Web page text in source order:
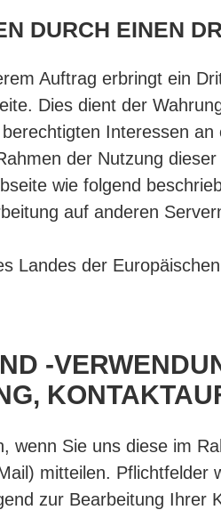
DURCH EINEN
Auftrag erbringt ein
Dies dient der
Interessen
der Nutzung
wie folgend
auf anderen
Landes der
-
wenn Sie uns diese im
mitteilen. Pflichtfelder
zur Bearbeitung Ihrer